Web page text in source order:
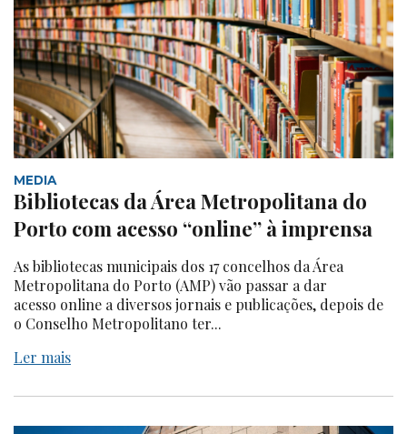
MEDIA
Bibliotecas da Área Metropolitana do
Porto com acesso “online” à imprensa
As bibliotecas municipais dos 17 concelhos da Área
Metropolitana do Porto (AMP) vão passar a dar
acesso online a diversos jornais e publicações, depois de
o Conselho Metropolitano ter...
Ler mais